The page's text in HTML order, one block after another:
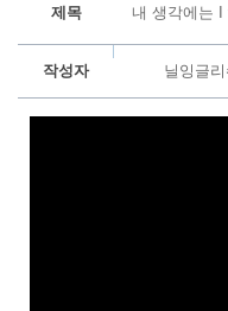
제목 내 생각에는
작성자 닐잉글리